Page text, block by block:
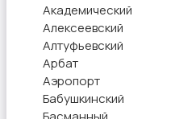
Академический
Алексеевский
Алтуфьевский
Арбат
Аэропорт
Бабушкинский